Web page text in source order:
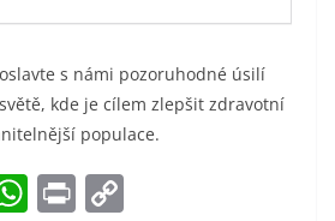
s námi pozoruhodné úsilí
kde je cílem zlepšit zdravotní
populace.
W Pr